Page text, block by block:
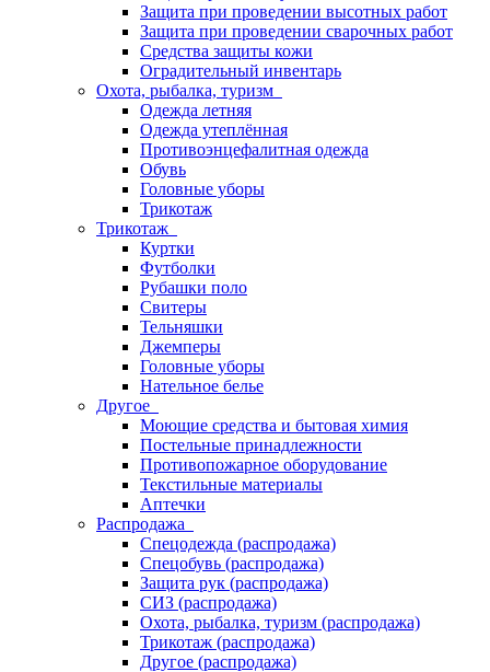
Защита при проведении высотных работ
Защита при проведении сварочных работ
Средства защиты кожи
Оградительный инвентарь
Охота, рыбалка, туризм
Одежда летняя
Одежда утеплённая
Противоэнцефалитная одежда
Обувь
Головные уборы
Трикотаж
Трикотаж
Куртки
Футболки
Рубашки поло
Свитеры
Тельняшки
Джемперы
Головные уборы
Нательное белье
Другое
Моющие средства и бытовая химия
Постельные принадлежности
Противопожарное оборудование
Текстильные материалы
Аптечки
Распродажа
Спецодежда (распродажа)
Спецобувь (распродажа)
Защита рук (распродажа)
СИЗ (распродажа)
Охота, рыбалка, туризм (распродажа)
Трикотаж (распродажа)
Другое (распродажа)